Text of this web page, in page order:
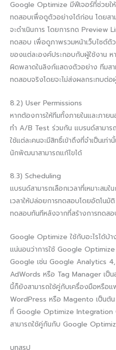
Google Optimize มีฟีเจอร์ที่ช่วยใ
ทดสอบเพื่อดูตัวอย่างได้ก่อน โดยส
จะดำเนินการ โดยการกด Preview
ทดสอบ เพื่อดูภาพรวมหน้าเว็บไซต์
ของแต่ละองค์ประกอบกับผู้ใช้งาน
ผิดพลาดในลิงก์แสดงตัวอย่าง ทีมสา
ทดสอบจริงโดยจะไม่ส่งผลกระทบต่อ
8.2) User Permissions
หากต้องการให้ทีมทั้งภายในและภา
ทำ A/B Test ร่วมกัน แบรนด์สามา
ใช้แต่ละคนจะมีสิทธิ์เข้าถึงที่จำเป็นเท่
นักพัฒนาสามารถแก้ไขได้
8.3) Scheduling
แบรนด์สามารถเลือกเวลาที่เหมาะสม
เวลาให้ปล่อยการทดสอบโดยอัตโนมัติ
ทดสอบทันทีหลังจากที่สร้างการทดสอ
Google Optimize ใช้กับอะไรได้บ้า
แน่นอนว่าการใช้ Google
Google เช่น Google Analytics
AdWords หรือ Tag Manager เป็น
นี้ก็ยังสามารถใช้คู่กับเครื่องมือหรือ
WordPress หรือ Magento เป็นต้น
ที่ Google Optimize Integration
สามารถใช้คู่กันกับ Google
บทสรุป